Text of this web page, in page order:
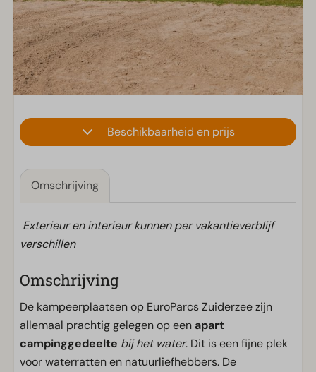
Beschikbaarheid en prijs
Omschrijving
Exterieur en interieur kunnen per vakantieverblijf
verschillen
Omschrijving
De kampeerplaatsen op EuroParcs Zuiderzee zijn
allemaal prachtig gelegen op een apart
campinggedeelte bij het water. Dit is een fijne plek
voor waterratten en natuurliefhebbers. De